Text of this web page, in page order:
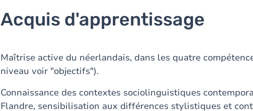
Acquis d'apprentissage
Maîtrise active du néerlandais, dans les quatre
niveau voir "objectifs").
Connaissance des contextes sociolinguistiques
Flandre, sensibilisation aux différences stylistiques et